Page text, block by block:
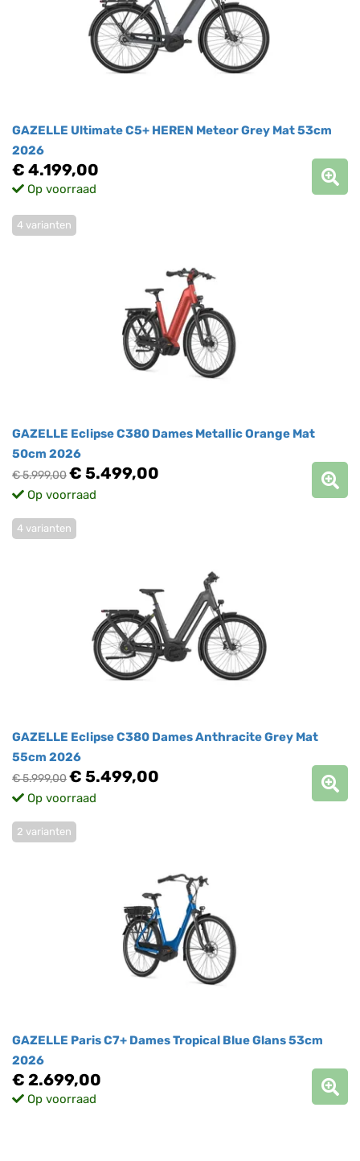
GAZELLE Ultimate C5+ HEREN Meteor Grey Mat 53cm
2026
€ 4.199,00
Op voorraad
GAZELLE Eclipse C380 Dames Metallic Orange Mat
50cm 2026
4 varianten
€ 5.999,00€ 5.499,00
Op voorraad
GAZELLE Eclipse C380 Dames Anthracite Grey Mat
55cm 2026
4 varianten
€ 5.999,00€ 5.499,00
Op voorraad
GAZELLE Paris C7+ Dames Tropical Blue Glans 53cm
2026
2 varianten
€ 2.699,00
Op voorraad